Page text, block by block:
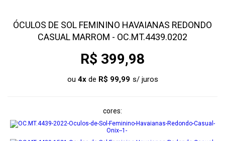
ÓCULOS DE SOL FEMININO HAVAIANAS REDONDO
CASUAL MARROM - OC.MT.4439.0202
R$ 399,98
ou 4xde R$ 99,99
cores